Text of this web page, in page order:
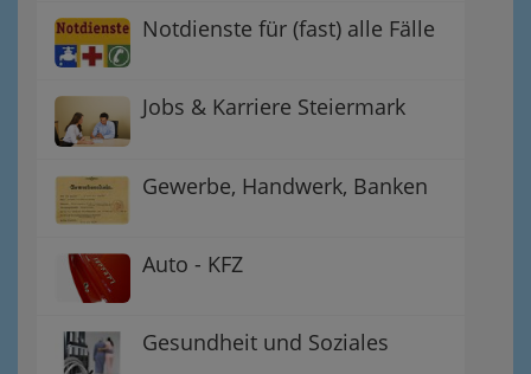
Notdienste für (fast) alle Fälle
Jobs & Karriere Steiermark
Gewerbe, Handwerk, Banken
Auto - KFZ
Gesundheit und Soziales